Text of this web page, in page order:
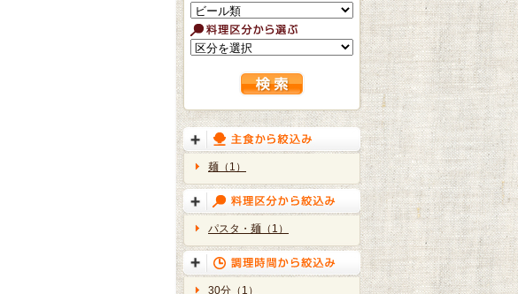
麺（1）
パスタ・麺（1）
30分（1）